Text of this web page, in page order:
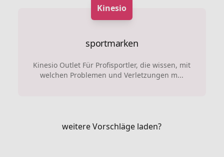
Kinesio
sportmarken
Kinesio Outlet Für Profisportler, die wissen, mit
welchen Problemen und Verletzungen m...
weitere Vorschläge laden?